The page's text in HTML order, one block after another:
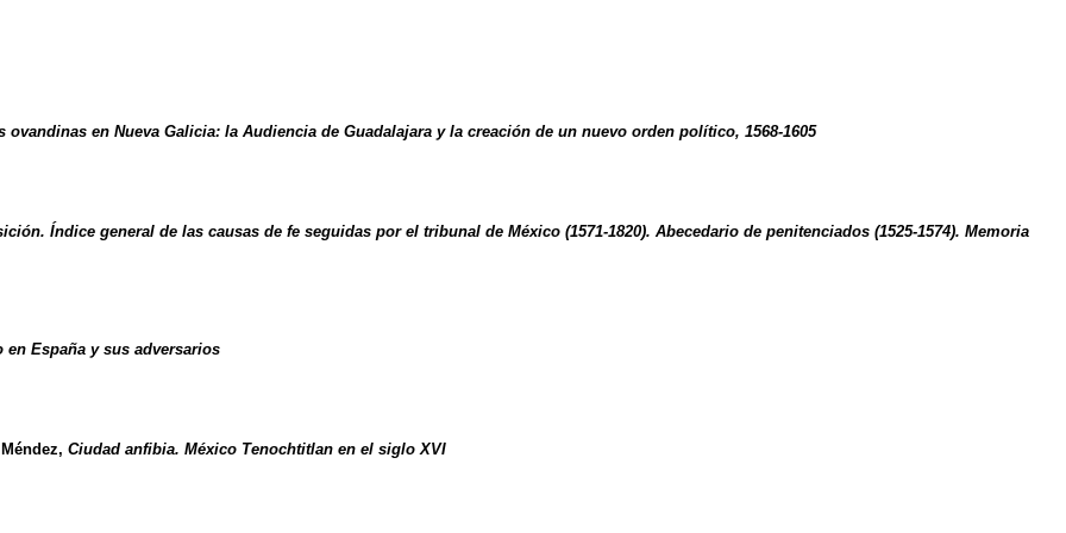
ovandinas en Nueva Galicia: la Audiencia de Guadalajara y la creación de un nuevo orden político, 1568-1605
Índice general de las causas de fe seguidas por el tribunal de México (1571-1820). Abecedario de penitenciados (1525-1574). Memoria
en España y sus adversarios
Ciudad anfibia. México Tenochtitlan en el siglo XVI